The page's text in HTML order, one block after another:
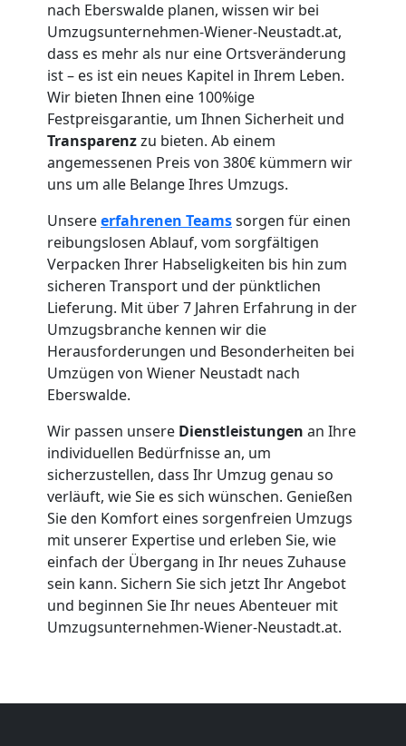
nach Eberswalde planen, wissen wir bei
Umzugsunternehmen-Wiener-Neustadt.at,
dass es mehr als nur eine Ortsveränderung
ist – es ist ein neues Kapitel in Ihrem Leben.
Wir bieten Ihnen eine 100%ige
Festpreisgarantie, um Ihnen Sicherheit und
Transparenzzu bieten. Ab einem
angemessenen Preis von 380€ kümmern wir
uns um alle Belange Ihres Umzugs.
Unsereerfahrenen Teamssorgen für einen
reibungslosen Ablauf, vom sorgfältigen
Verpacken Ihrer Habseligkeiten bis hin zum
sicheren Transport und der pünktlichen
Lieferung. Mit über 7 Jahren Erfahrung in der
Umzugsbranche kennen wir die
Herausforderungen und Besonderheiten bei
Umzügen von Wiener Neustadt nach
Eberswalde.
Wir passen unsere Dienstleistungen an Ihre
individuellen Bedürfnisse an, um
sicherzustellen, dass Ihr Umzug genau so
verläuft, wie Sie es sich wünschen. Genießen
Sie den Komfort eines sorgenfreien Umzugs
mit unserer Expertise und erleben Sie, wie
einfach der Übergang in Ihr neues Zuhause
sein kann. Sichern Sie sich jetzt Ihr Angebot
und beginnen Sie Ihr neues Abenteuer mit
Umzugsunternehmen-Wiener-Neustadt.at.
Neustadt
Übersiedlung
Wiener
Neustadt
Klaviertransport
Wiener
Neustadt
Privatumzug
Wiener
Neustadt
Tresortransport